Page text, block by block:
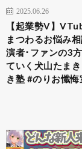
2025.06.26
【起業勢V】
まつわるお悩み
演者･ファンの3
ていく犬山たま
き塾 #のりお懺悔